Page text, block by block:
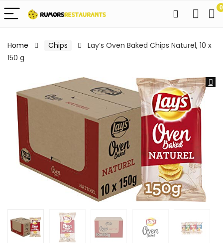
0
Home Chips
Lay’s Oven Baked Chips Naturel, 10 x
150 g